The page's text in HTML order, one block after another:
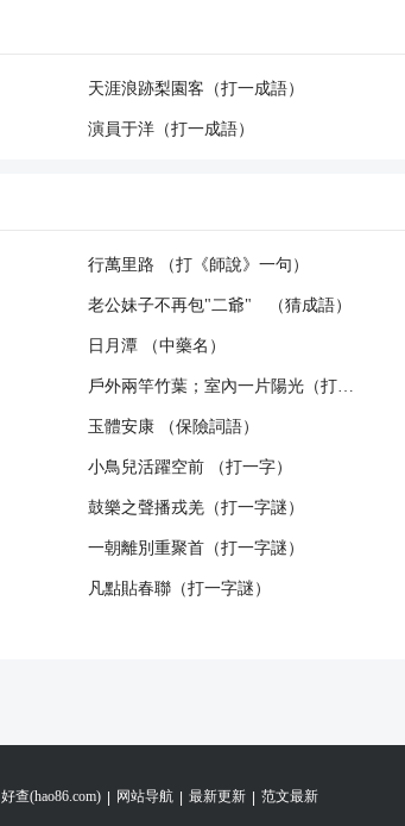
天涯浪跡梨園客（打一成語）
演員于洋（打一成語）
行萬里路 （打《師說》一句）
老公妹子不再包"二爺" （猜成語）
日月潭 （中藥名）
戶外兩竿竹葉；室內一片陽光（打一字謎）
玉體安康 （保險詞語）
小鳥兒活躍空前 （打一字）
鼓樂之聲播戎羌（打一字謎）
一朝離別重聚首（打一字謎）
凡點貼春聯（打一字謎）
好查(hao86.com) | 网站导航 | 最新更新 | 范文最新